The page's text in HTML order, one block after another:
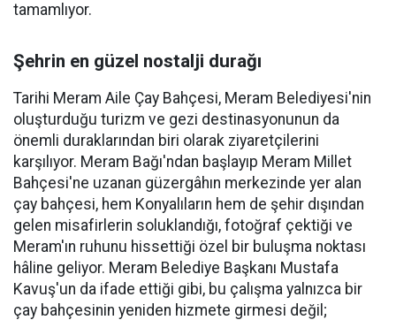
tamamlıyor.
Şehrin en güzel nostalji durağı
Tarihi Meram Aile Çay Bahçesi, Meram Belediyesi'nin
oluşturduğu turizm ve gezi destinasyonunun da
önemli duraklarından biri olarak ziyaretçilerini
karşılıyor. Meram Bağı'ndan başlayıp Meram Millet
Bahçesi'ne uzanan güzergâhın merkezinde yer alan
çay bahçesi, hem Konyalıların hem de şehir dışından
gelen misafirlerin soluklandığı, fotoğraf çektiği ve
Meram'ın ruhunu hissettiği özel bir buluşma noktası
hâline geliyor. Meram Belediye Başkanı Mustafa
Kavuş'un da ifade ettiği gibi, bu çalışma yalnızca bir
çay bahçesinin yeniden hizmete girmesi değil;